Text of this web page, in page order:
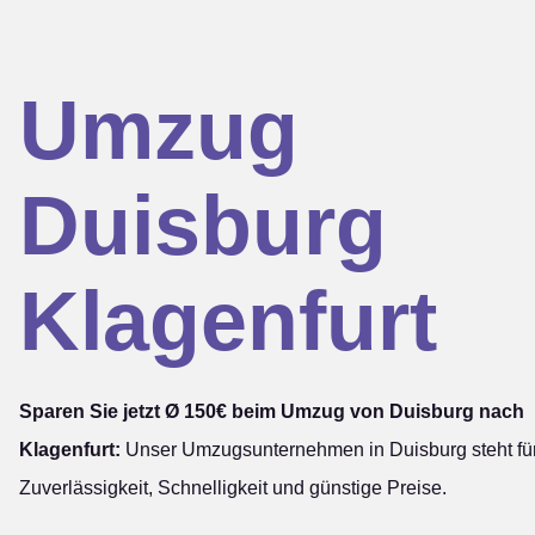
Umzug
Duisburg
Klagenfurt
Sparen Sie jetzt Ø 150€ beim Umzug von Duisburg nach
Klagenfurt: Unser Umzugsunternehmen in Duisburg steht
Zuverlässigkeit, Schnelligkeit und günstige Preise.